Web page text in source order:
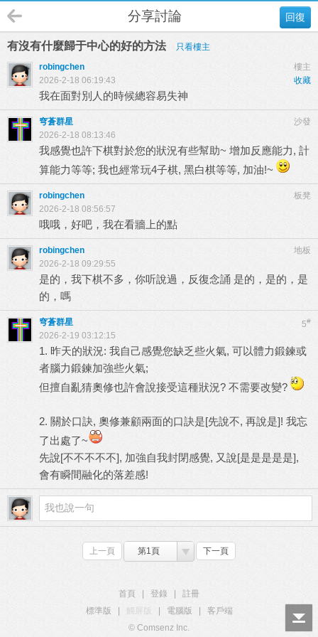
回復
分享討論
有沒有什麼歸于中心的好的方法
只看樓主
樓主
robingchen
收藏
2026-2-18 06:19:43
我在面對別人的時候總容易失神
沙發
穹蒼群星
2026-2-18 08:13:46
我感覺也許下棋對於您的狀況有些幫助~ 增加反應能力, 計
算能力等等; 我也經常玩4子棋, 黑白棋等等, 加油!~
板凳
robingchen
2026-2-18 08:56:57
哦哦，好吧，我在看牆上的點
地板
robingchen
2026-2-18 09:29:55
是的，我下棋不多，你听說過，反復念誦 是的，是的，是
的，嗎
5#
穹蒼群星
2026-2-19 03:12:15
1. 昨天的狀況: 我自己感覺您缺乏些火氣, 可以體力鍛鍊或
者腦力鍛鍊加強些火氣;
但擅自亂猜奧修也許會說接受這種狀況? 不需要改變?
2. 關於口訣, 奧修兼顧兩面的口訣是[先說不, 再說是]! 我忘
了出處了~
先說[不不不不不], 加強自我封閉感覺, 又說[是是是是是],
會有瞬間融化的落差感!
上一頁 第1頁 下一頁
首頁 登錄
註冊
標準版
觸屏版 電腦版
客戶端
© Comsenz Inc.